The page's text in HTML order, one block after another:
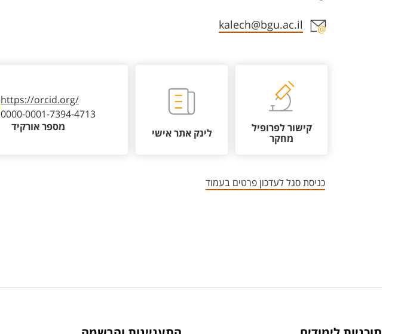
אזור צור קשר עם איש הסגל
kalech@bgu.ac.il
קישור לפרופיל
מחקר
לינק אתר אישי
https://orcid.org/
0000-0001-7394-4713
מספר אורקיד
כניסת סגל לעדכון פרטים בעמוד